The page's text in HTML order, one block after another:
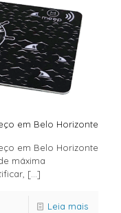
em Belo Horizonte
em Belo Horizonte
máxima
[…]
Leia mais